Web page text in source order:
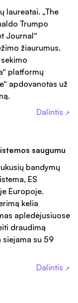
laureatai. „The
Trumpo
Journal“
žiaurumus.
platformų
apdovanotas už
Dalintis ↗
saugumu
bandymų
ES
Europoje.
kelia
apledėjusiuose
draudimą
siejama su 59
Dalintis ↗